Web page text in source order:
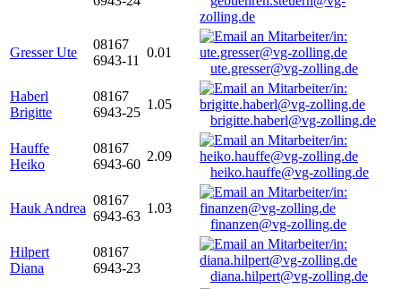
zolling.de
Gresser Ute
08167
6943-11
0.01
ute.gresser@vg-zolling.de
Haberl
Brigitte
08167
6943-25
1.05
brigitte.haberl@vg-zolling.de
Hauffe
Heiko
08167
6943-60
2.09
heiko.hauffe@vg-zolling.de
Hauk Andrea
08167
6943-63
1.03
finanzen@vg-zolling.de
Hilpert
Diana
08167
6943-23
diana.hilpert@vg-zolling.de